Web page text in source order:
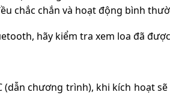
chắc chắn và hoạt động bình
hãy kiểm tra xem loa đã
(dẫn chương trình), khi kích hoạt